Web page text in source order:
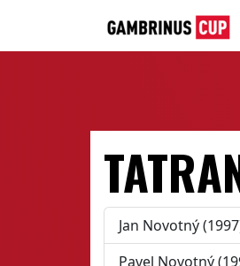
Jan Novotný
Pavel Novotný